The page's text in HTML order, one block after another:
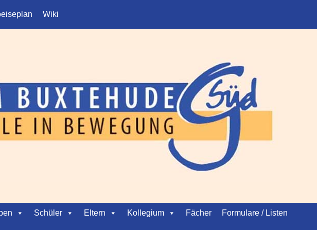
Wiki
Schüler Eltern Kollegium Fächer Formulare / Listen